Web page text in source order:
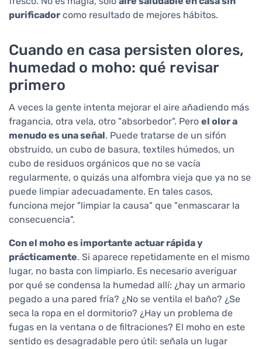
purificador como resultado de mejores hábitos.
Cuando en casa persisten olores,
humedad o moho: qué revisar
primero
A veces la gente intenta mejorar el aire añadiendo más
fragancia, otra vela, otro "absorbedor". Pero el olor a
menudo es una señal. Puede tratarse de un sifón
obstruido, un cubo de basura, textiles húmedos, un
cubo de residuos orgánicos que no se vacía
regularmente, o quizás una alfombra vieja que ya no se
puede limpiar adecuadamente. En tales casos,
funciona mejor "limpiar la causa" que "enmascarar la
consecuencia".
Con el moho es importante actuar rápida y
prácticamente. Si aparece repetidamente en el mismo
lugar, no basta con limpiarlo. Es necesario averiguar
por qué se condensa la humedad allí: ¿hay un armario
pegado a una pared fría? ¿No se ventila el baño? ¿Se
seca la ropa en el dormitorio? ¿Hay un problema de
fugas en la ventana o de filtraciones? El moho en este
sentido es desagradable pero útil: señala un lugar